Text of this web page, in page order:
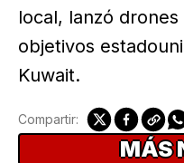
local, lanzó
objetivos
Kuwait.
Compartir:
MÁS